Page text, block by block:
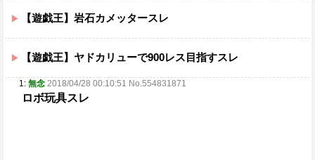
【遊戯王】岩石カメッタースレ
【遊戯王】ヤドカリューで900レス目指すスレ
1: 無念 2018/04/28 00:10:51 No.554831871
ロボ玩具スレ